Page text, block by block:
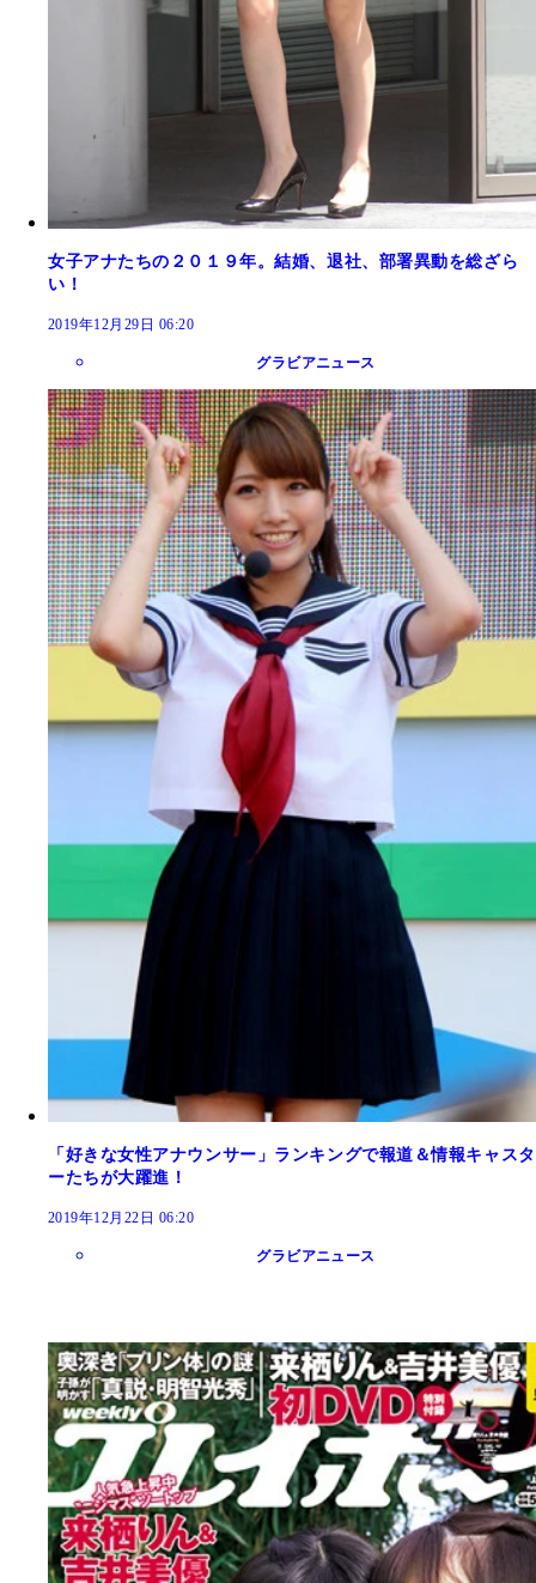
女子アナたちの２０１９年。結婚、退社、部署異動を総ざら
い！
2019年12月29日 06:20
グラビアニュース
「好きな女性アナウンサー」ランキングで報道＆情報キャスタ
ーたちが大躍進！
2019年12月22日 06:20
グラビアニュース